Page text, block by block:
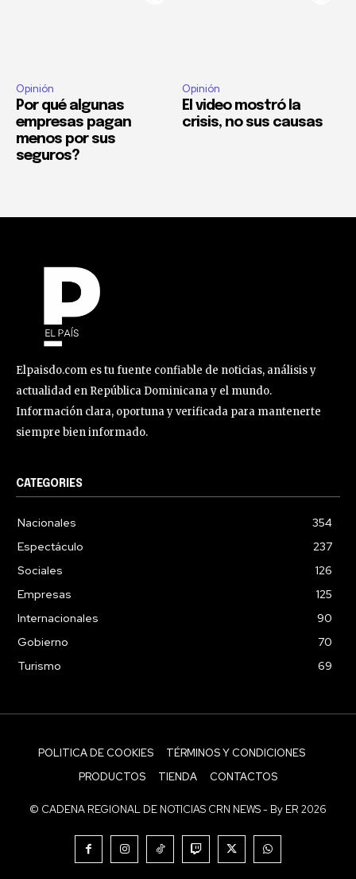
Opinión
Por qué algunas
empresas pagan
menos por sus
seguros?
Opinión
El video mostró la
crisis, no sus causas
Elpaisdo.com es tu fuente confiable de noticias, análisis y
actualidad en República Dominicana y el mundo.
Información clara, oportuna y verificada para mantenerte
siempre bien informado.
CATEGORIES
Nacionales
354
Espectáculo
237
Sociales
126
Empresas
125
Internacionales
90
Gobierno
70
Turismo
69
POLITICA DE COOKIES
TÉRMINOS Y CONDICIONES
PRODUCTOS
TIENDA CONTACTOS
© CADENA REGIONAL DE NOTICIAS CRN NEWS - By ER 2026